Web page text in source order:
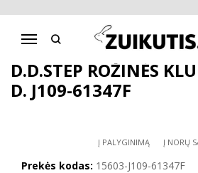
Navigacija
Pagrindinis
D.D.Step batai mergaitėms
D.D.Step rožinės klumpės 22-33 d. J109-
D.D.STEP ROŽINĖS
D. J109-61347F
Į PALYGINIMĄ Į NORŲ
Prekės kodas: 15603-J109-61347F